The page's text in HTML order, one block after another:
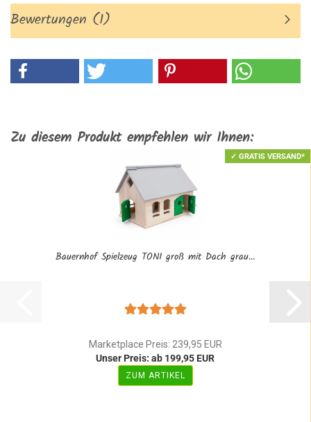
Bewertungen (1)
Zu diesem Produkt empfehlen wir Ihnen:
✓ GRATIS VERSAND*
Bauernhof Spielzeug TONI groß mit Dach grau...
Marketplace Preis: 239,95 EUR
Unser Preis: ab 199,95 EUR
ZUM ARTIKEL